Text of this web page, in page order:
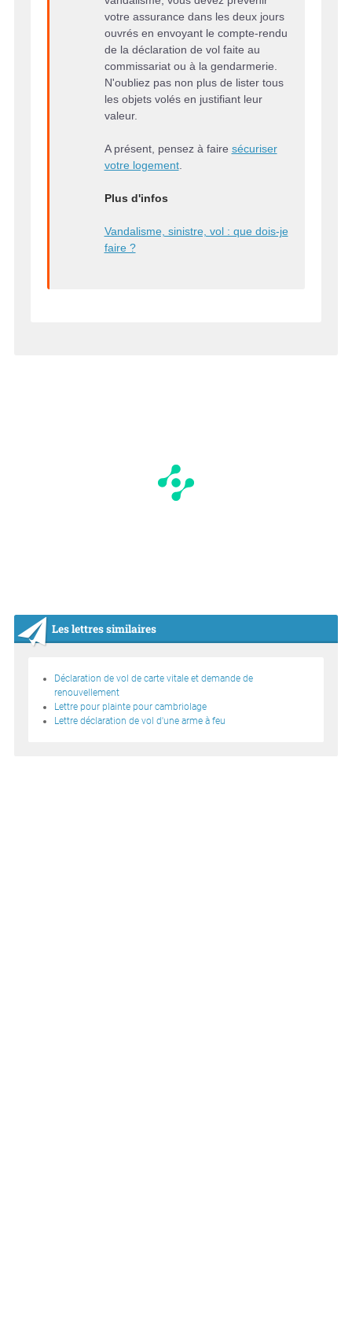
votre assurance dans les deux jours
ouvrés en envoyant le compte-rendu
de la déclaration de vol faite au
commissariat ou à la gendarmerie.
N'oubliez pas non plus de lister tous
les objets volés en justifiant leur
valeur.
A présent, pensez à faire sécuriser
votre logement.
Plus d'infos
Vandalisme, sinistre, vol : que dois-je
faire ?
Les lettres similaires
Déclaration de vol de carte vitale et demande de
renouvellement
Lettre pour plainte pour cambriolage
Lettre déclaration de vol d'une arme à feu